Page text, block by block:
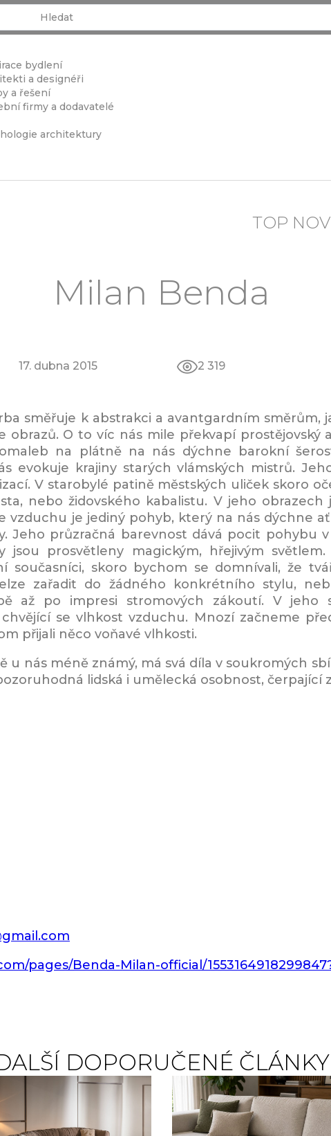
bydlení
a designéři
a řešení
firmy a dodavatelé
architektury
TOP
Milan Benda
17. dubna 2015 2 319
směřuje k abstrakci a avantgardním směrům,
obrazů. O to víc nás mile překvapí prostějovský
na plátně na nás dýchne barokní
evokuje krajiny starých vlámských mistrů.
V starobylé patině městských uliček skoro
nebo židovského kabalistu. V jeho obrazech
vzduchu je jediný pohyb, který na nás dýchne
Jeho průzračná barevnost dává pocit pohybu
jsou prosvětleny magickým, hřejivým
současníci, skoro bychom se domnívali, že
zařadit do žádného konkrétního stylu,
až po impresi stromových zákoutí. V jeho
se vlhkost vzduchu. Mnozí začneme
přijali něco voňavé vlhkosti.
u nás méně známý, má svá díla v soukromých
lidská i umělecká osobnost, čerpající
pages/Benda-Milan-official/
DOPORUČENÉ ČLÁNKY